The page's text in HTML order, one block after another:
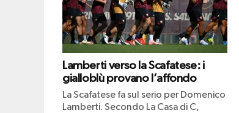
Lamberti verso la Scafatese: i
gialloblù provano l’affondo
La Scafatese fa sul serio per Domenico
Lamberti. Secondo La Casa di C,